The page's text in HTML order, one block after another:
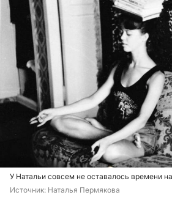
У Натальи совсем не оставалось времени
Источник: Наталья Пермякова